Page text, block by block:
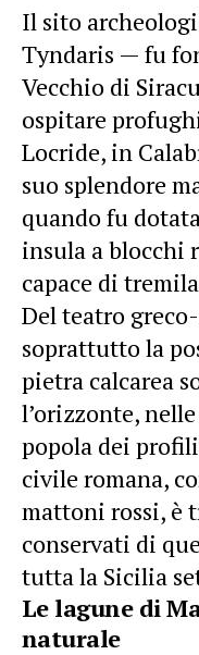
Il sito
Tyndaris — fu
Vecchio di
ospitare
Locride, in
suo splendore
quando fu
insula a blocchi
capace di
Del teatro
soprattutto la
pietra calcarea
l’orizzonte,
popola dei
civile romana,
mattoni rossi, è
conservati di
tutta la Sicilia
Le lagune di
naturale